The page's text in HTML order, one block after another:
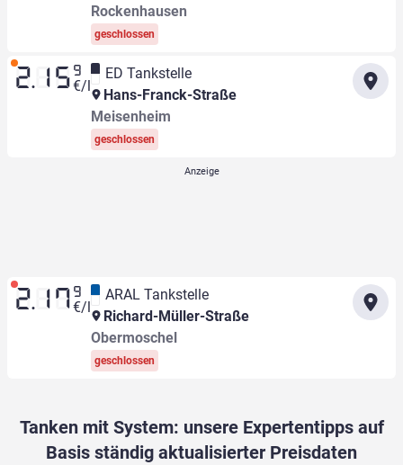
Rockenhausen
geschlossen
2.15 9
€/l
ED Tankstelle
Hans-Franck-Straße
Meisenheim
geschlossen
2.17 9
€/l
ARAL Tankstelle
Richard-Müller-Straße
Obermoschel
geschlossen
Tanken mit System: unsere Expertentipps auf
Basis ständig aktualisierter Preisdaten